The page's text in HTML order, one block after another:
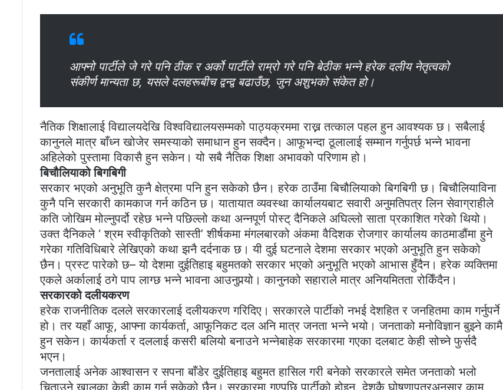
आफ्नो पार्टीले जे गरे पनि ठीक र अर्को पार्टीले राम्रो गरे पनि बेठीक भन्ने हरेक दलीय नेतृत्वको
संकीर्ण मान्यता छ, यसले दलहरूबीच द्वन्द्व बढाउँछ, जुन अशुभको संकेत हो।
नैतिक शिक्षालाई विद्यालयदेखि विश्वविद्यालयसम्मको पाठ्यक्रममा राख्न तत्काल पहल हुन आवश्यक छ। सबैलाई
कानुनले मात्र बाँध्न खोजेर समस्याको समाधान हुन सक्दैन। आफूभन्दा ठूलालाई सम्मान गर्नुपर्छ भन्ने भावना
अहिलेको पुस्तामा विकासै हुन सकेन। यो सबै नैतिक शिक्षा अभावको परिणाम हो।
बिचौलियाको बिगबिगी
सरकार भएको अनुभूति कुनै क्षेत्रमा पनि हुन सकेको छैन। हरेक ठाउँमा बिचौलियाको बिगबिगी छ। बिचौलियाविना
कुनै पनि सरकारी कामकाज गर्न कठिन छ। यातायात व्यवस्था कार्यालयबाट सवारी अनुमतिपत्र लिन सेवाग्राहीले
कति जोखिम मोल्नुपर्दो रहेछ भन्ने पछिल्लो कथा अन्नपूर्ण पोस्ट् दैनिकले अघिल्लो साता प्रकाशित गरेको थियो।
उक्त दैनिकले ‘ श्रम स्वीकृतिको सास्ती’ शीर्षकमा मंगलबारको अंकमा वैदिशक रोजगार कार्यालय काठमाडौंमा हुने
गरेका गतिविधिबारे लेखिएको कथा झनै दर्दनाक छ। यी दुई घटनाले देशमा सरकार भएको अनुभूति हुन सकेको
छैन। प्रस्ट पारेको छ– यो देशमा दुईतिहाइ बहुमतको सरकार भएको अनुभूति भएको आभास हुँदैन। हरेक व्यक्तिमा
एकले अर्कालाई ठगे पाप लाग्छ भन्ने भावना आउनुपर्‍यो। कानुनको सहाराले मात्र अनियमितता रोकिँदैन।
सरकारको दलीयकरण
हरेक राजनीतिक दलले सरकारलाई दलीयकरण गरिदिए। सरकारले पार्टीको नभई देशहित र जनहितमा काम गर्नुपर्ने
हो। तर यहाँ आफू, आफ्ना कार्यकर्ता, आफूनिकट दल अनि मात्र जनता भन्ने भयो। जनताको मनोविज्ञान बुझ्ने कामै
हुन सकेन। कार्यकर्ता र दललाई कसरी बलियो बनाउने भन्नेबाहेक सरकारमा गएका दलबाट केही सोच्ने फुर्सदै
भएन।
जनतालाई अनेक आश्वासन र सपना बाँडेर दुईतिहाइ बहुमत हासिल गरी बनेको सरकारले समेत जनताको भलो